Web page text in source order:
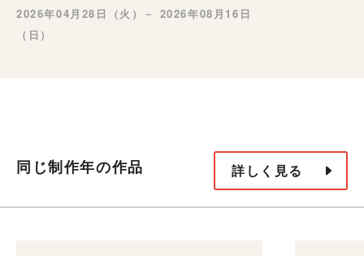
2026年04月28日（火）－ 2026年08月16日
（日）
同じ制作年の作品 詳しく見る